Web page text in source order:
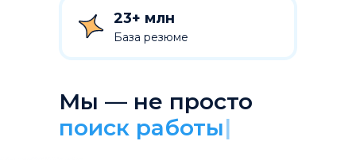
База резюме
23+ млн
Мы — не просто
подбор персона